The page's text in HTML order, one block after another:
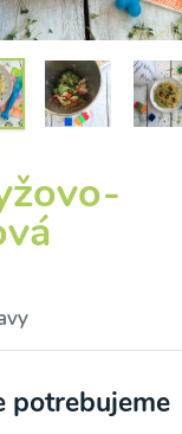
polievka so
potrebujeme
a akcií
údajov pre